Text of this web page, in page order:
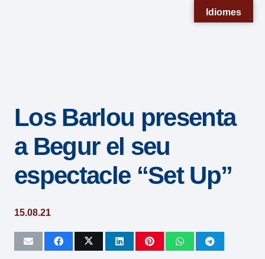
sistema
accesibilidad.
Los Barlou presenta
a Begur el seu
espectacle “Set Up”
15.08.21
Idiomes